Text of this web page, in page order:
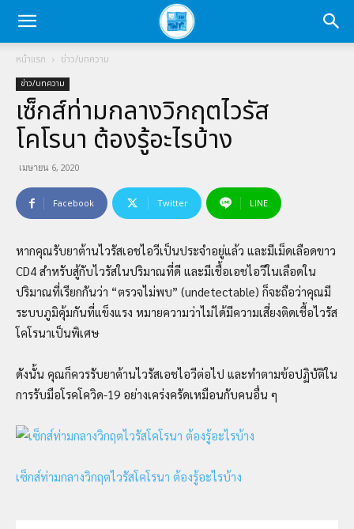
หน้าแรก ข่าว/บทความ
ข่าว/บทความ
เซ็กส์ท่ามกลางวิกฤตไวรัส
โคโรนา ต้องรู้อะไรบ้าง
เมษายน 6, 2020
Facebook Twitter LINE
หากคุณรับยาต้านไวรัสเอชไอวีเป็นประจำอยู่แล้ว และมีเม็ดเลือดขาว
CD4 สำหรับสู้กับไวรัสในปริมาณที่ดี และมีเชื้อเอชไอวีในเลือดใน
ปริมาณที่เรียกกันว่า “ตรวจไม่พบ” (undetectable) ก็จะถือว่าคุณมี
ระบบภูมิคุ้มกันที่แข็งแรง หมายความว่าไม่ได้มีความเสี่ยงติดเชื้อไวรัส
โคโรนาเป็นพิเศษ
ดังนั้น คุณก็ควรรับยาต้านไวรัสเอชไอวีต่อไป และทำตามข้อปฏิบัติใน
การรับมือโรคโควิด-19 อย่างเคร่งครัดเหมือนกับคนอื่น ๆ
เซ็กส์ท่ามกลางวิกฤตไวรัสโคโรนา ต้องรู้อะไรบ้าง